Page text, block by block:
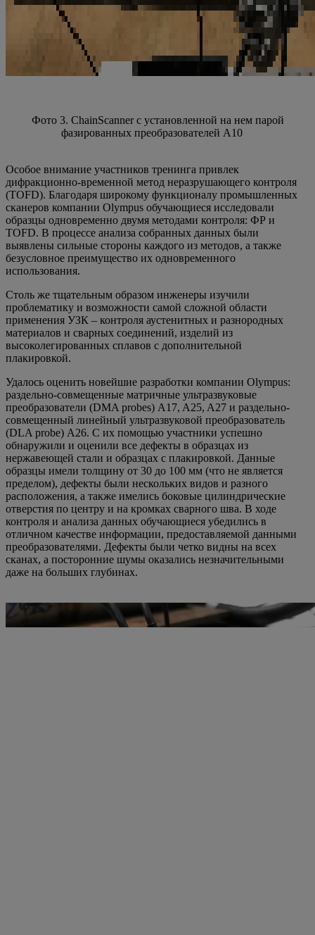
Фото 3. ChainScanner с установленной на нем парой
фазированных преобразователей А10
Особое внимание участников тренинга привлек
дифракционно-временной метод неразрушающего контроля
(TOFD). Благодаря широкому функционалу промышленных
сканеров компании Olympus обучающиеся исследовали
образцы одновременно двумя методами контроля: ФР и
TOFD. В процессе анализа собранных данных были
выявлены сильные стороны каждого из методов, а также
безусловное преимущество их одновременного
использования.
Столь же тщательным образом инженеры изучили
проблематику и возможности самой сложной области
применения УЗК – контроля аустенитных и разнородных
материалов и сварных соединений, изделий из
высоколегированных сплавов с дополнительной
плакировкой.
Удалось оценить новейшие разработки компании Olympus:
раздельно-совмещенные матричные ультразвуковые
преобразователи (DMA probes) A17, A25, A27 и раздельно-
совмещенный линейный ультразвуковой преобразователь
(DLA probe) А26. С их помощью участники успешно
обнаружили и оценили все дефекты в образцах из
нержавеющей стали и образцах с плакировкой. Данные
образцы имели толщину от 30 до 100 мм (что не является
пределом), дефекты были нескольких видов и разного
расположения, а также имелись боковые цилиндрические
отверстия по центру и на кромках сварного шва. В ходе
контроля и анализа данных обучающиеся убедились в
отличном качестве информации, предоставляемой данными
преобразователями. Дефекты были четко видны на всех
сканах, а посторонние шумы оказались незначительными
даже на больших глубинах.